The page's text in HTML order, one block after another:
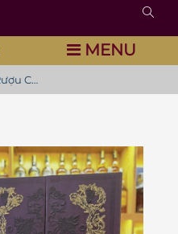
MENU
Rượu Courvoisier Extra